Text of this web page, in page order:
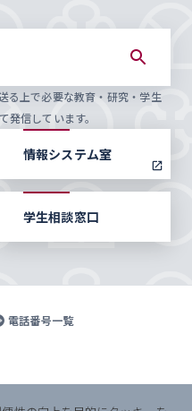
る上で必要な教育・研究・学生
信しています。
情報システム室
学生相談窓口
電話番号一覧
© Sophia University.